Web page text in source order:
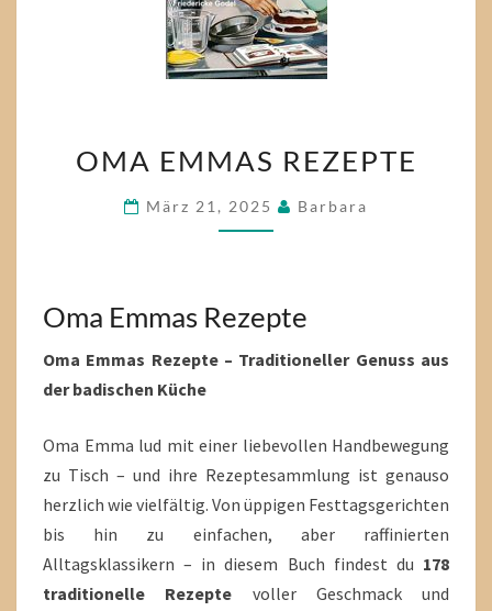
EMMAS
REZEPTE
OMA EMMAS REZEPTE
März 21, 2025 Barbara
Oma Emmas Rezepte
Oma Emmas Rezepte – Traditioneller Genuss aus
der badischen Küche
Oma Emma lud mit einer liebevollen Handbewegung
zu Tisch – und ihre Rezeptesammlung ist genauso
herzlich wie vielfältig. Von üppigen Festtagsgerichten
bis hin zu einfachen, aber raffinierten
Alltagsklassikern – in diesem Buch findest du 178
traditionelle Rezepte voller Geschmack und